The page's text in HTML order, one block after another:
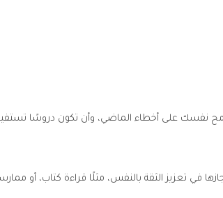
نفسك على أخطاء الماضي، وأن تكون دروسًا
في تعزيز الثقة بالنفس، مثلًا قراءة كتاب، أو